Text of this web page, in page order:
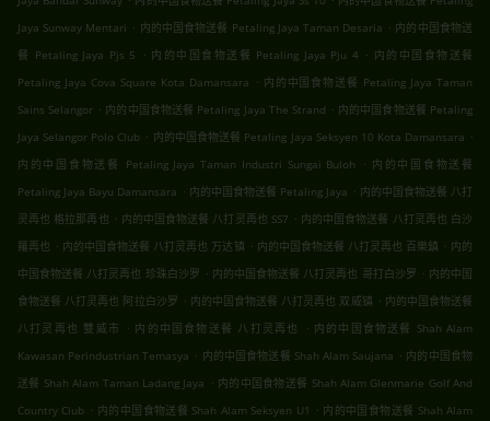
Jaya Sunway Mentari . 内的中国食物送餐 Petaling Jaya Taman Desaria . 内的中国食物送
餐 Petaling Jaya Pjs 5
. 内的中国食物送餐 Petaling Jaya Pju 4 . 内的中国食物送餐
Petaling Jaya Cova Square Kota Damansara . 内的中国食物送餐 Petaling Jaya Taman
Sains Selangor . 内的中国食物送餐 Petaling Jaya The Strand . 内的中国食物送餐 Petaling
Jaya Selangor Polo Club . 内的中国食物送餐 Petaling Jaya Seksyen 10 Kota Damansara .
内的中国食物送餐 Petaling Jaya Taman Industri Sungai Buloh
. 内的中国食物送餐
Petaling Jaya Bayu Damansara . 内的中国食物送餐 Petaling Jaya . 内的中国食物送餐 八打
灵再也 格拉那再也 . 内的中国食物送餐 八打灵再也 SS7 . 内的中国食物送餐 八打灵再也 白沙
羅再也 . 内的中国食物送餐 八打灵再也 万达镇 . 内的中国食物送餐 八打灵再也 百樂鎮 . 内的
中国食物送餐 八打灵再也 珍珠白沙罗 . 内的中国食物送餐 八打灵再也 哥打白沙罗 . 内的中国
食物送餐 八打灵再也 阿拉白沙罗 . 内的中国食物送餐 八打灵再也 双威镇 . 内的中国食物送餐
八打灵再也 雙威市
. 内的中国食物送餐 八打灵再也 . 内的中国食物送餐 Shah Alam
Kawasan Perindustrian Temasya . 内的中国食物送餐 Shah Alam Saujana . 内的中国食物
送餐 Shah Alam Taman Ladang Jaya . 内的中国食物送餐 Shah Alam Glenmarie Golf And
Country Club . 内的中国食物送餐 Shah Alam Seksyen U1 . 内的中国食物送餐 Shah Alam